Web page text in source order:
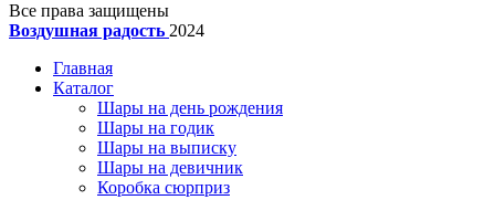
Все права защищены
Воздушная радость 2024
Главная
Каталог
Шары на день рождения
Шары на годик
Шары на выписку
Шары на девичник
Коробка сюрприз